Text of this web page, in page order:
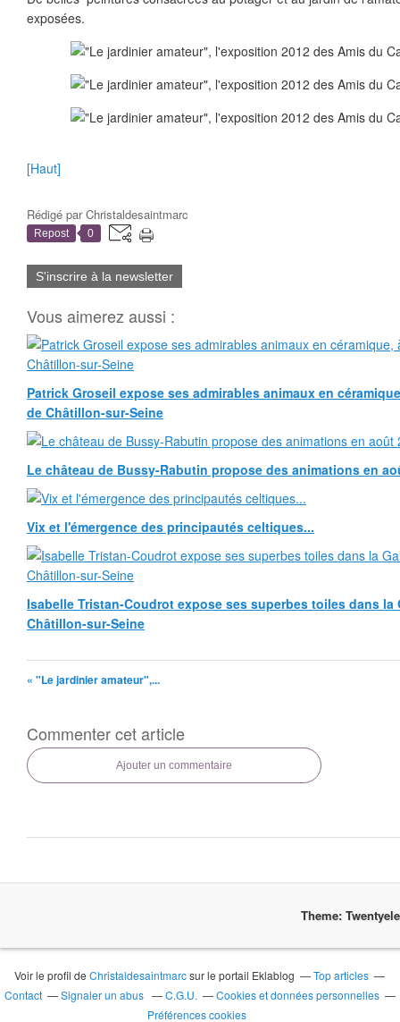
exposées.
[Haut]
Rédigé parChristaldesaintmarc
Repost 0
S'inscrire à la newsletter
Vous aimerez aussi :
Patrick Groseil expose ses admirables animaux en
de Châtillon-sur-Seine
Le château de Bussy-Rabutin propose des animations en
Vix et l'émergence des principautés celtiques...
Isabelle Tristan-Coudrot expose ses superbes toiles dans la
Châtillon-sur-Seine
« "Le jardinier amateur",...
Commenter cet article
Ajouter un commentaire
Theme:
Voir le profil deChristaldesaintmarcsur le portail Eklablog
Top articles
Contact
Signaler un abus C.G.U.
Cookies et données personnelles
Préférences cookies